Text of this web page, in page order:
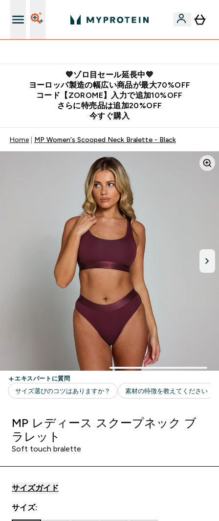
💙ゾロ目セール延長中💙
ヨーロッパ製造の幅広い商品が最大70%OFF
コード【ZOROME】入力で追加10%OFF
さらに特売品は追加20%OFF
今すぐ購入
Home MP Women's Scooped Neck Bralette - Black
MP レディース スクープネック ブ
ラレット
Soft touch bralette
サイズガイド
サイズ: